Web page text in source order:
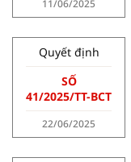
11/06/2025
Quyết định
SỐ
41/2025/TT-BCT
22/06/2025